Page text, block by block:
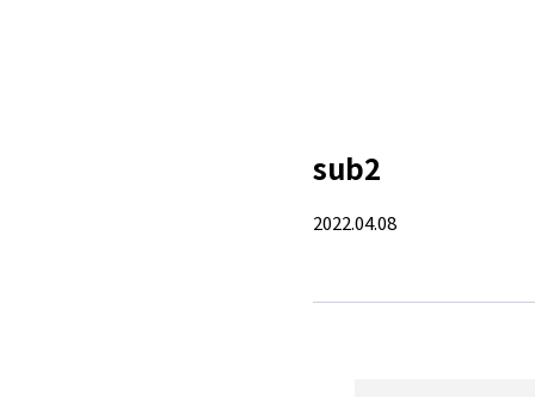
sub2
2022.04.08